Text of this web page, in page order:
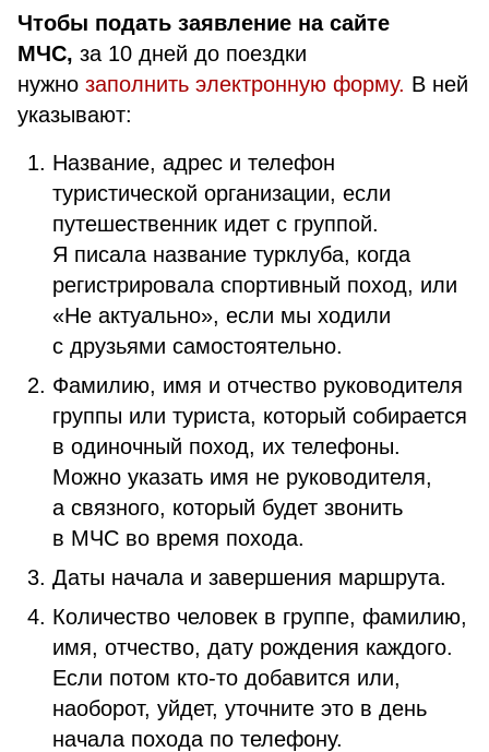
Чтобы подать заявление на сайте
МЧС, за 10 дней до поездки
нужно заполнить электронную форму. В ней
указывают:
Название, адрес и телефон
туристической организации, если
путешественник идет с группой.
Я писала название турклуба, когда
регистрировала спортивный поход, или
«Не актуально», если мы ходили
с друзьями самостоятельно.
Фамилию, имя и отчество руководителя
группы или туриста, который собирается
в одиночный поход, их телефоны.
Можно указать имя не руководителя,
а связного, который будет звонить
в МЧС во время похода.
Даты начала и завершения маршрута.
Количество человек в группе, фамилию,
имя, отчество, дату рождения каждого.
Если потом кто-то добавится или,
наоборот, уйдет, уточните это в день
начала похода по телефону.